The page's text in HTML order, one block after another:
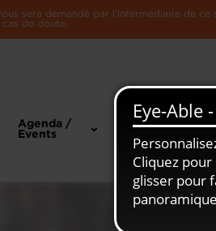
sera demandé par l'intermédiaire de
de doute.
Recherche
Agenda /
Events
Toute